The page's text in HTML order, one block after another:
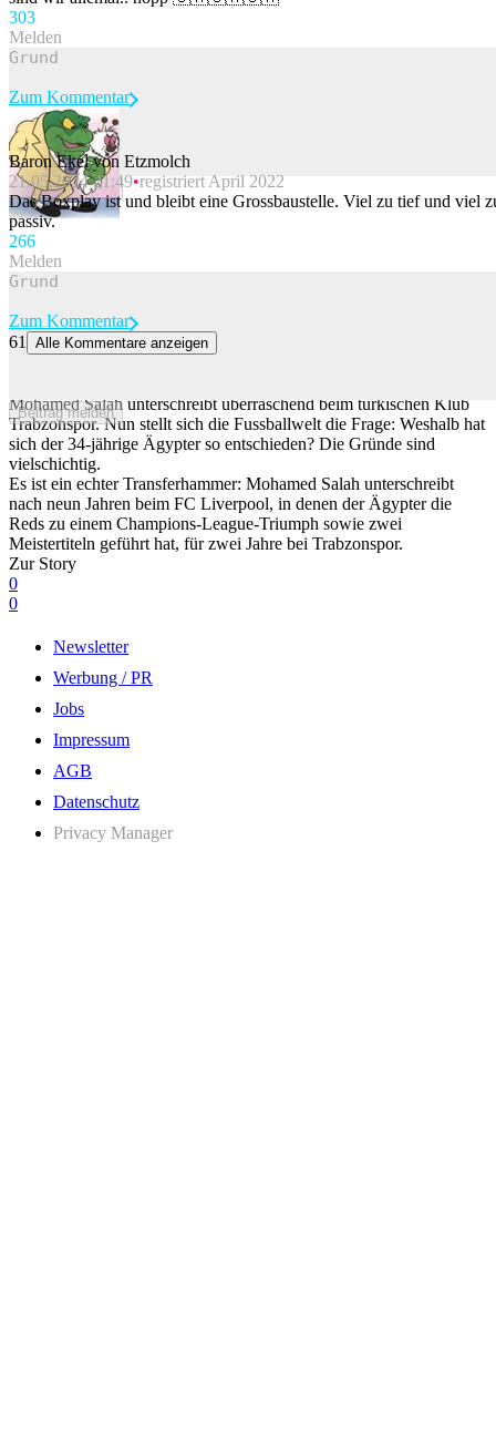
303
Melden
Beitrag melden
Zum Kommentar
Baron Ekel von Etzmolch
21.05.2024 21:49 registriert April 2022
Das Boxplay ist und bleibt eine Grossbaustelle. Viel zu tief und viel
passiv.
266
Melden
Beitrag melden
Zum Kommentar
61
Alle Kommentare anzeigen
Mohamed Salah unterschreibt überraschend beim türkischen Klub
Trabzonspor. Nun stellt sich die Fussballwelt die Frage: Weshalb hat
sich der 34-jährige Ägypter so entschieden? Die Gründe sind
vielschichtig.
Es ist ein echter Transferhammer: Mohamed Salah unterschreibt
nach neun Jahren beim FC Liverpool, in denen der Ägypter die
Reds zu einem Champions-League-Triumph sowie zwei
Meistertiteln geführt hat, für zwei Jahre bei Trabzonspor.
Zur Story
0
0
Newsletter
Werbung / PR
Jobs
Impressum
AGB
Datenschutz
Privacy Manager